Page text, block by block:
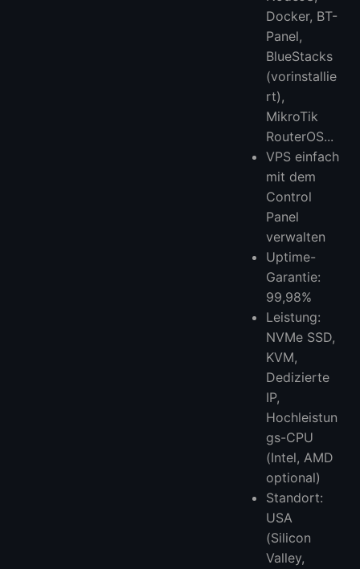
Docker, BT-
Panel,
BlueStacks
(vorinstallie
rt),
MikroTik
RouterOS...
VPS einfach
mit dem
Control
Panel
verwalten
Uptime-
Garantie:
99,98%
Leistung:
NVMe SSD,
KVM,
Dedizierte
IP,
Hochleistun
gs-CPU
(Intel, AMD
optional)
Standort:
USA
(Silicon
Valley,